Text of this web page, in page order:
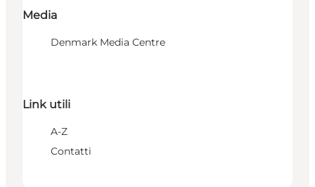
Media
Denmark Media Centre
Link utili
A-Z
Contatti